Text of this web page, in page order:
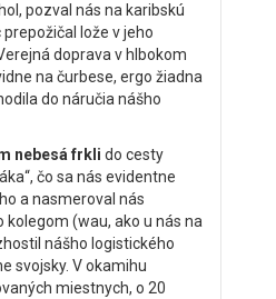
pozval nás na karibskú
lože v jeho
doprava v hlbokom
na čurbese, ergo žiadna
do náručia nášho
nebesá frkli do cesty
čo sa nás evidentne
a nasmeroval nás
kolegom (wau, ako u nás na
nášho logistického
svojsky. V okamihu
miestnych, o 20